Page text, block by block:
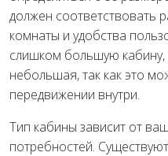
должен соответствовать
комнаты и удобства
слишком большую кабину,
небольшая, так как это
передвижении внутри.
Тип кабины зависит от
потребностей.